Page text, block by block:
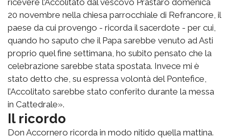
20 novembre nella chiesa parrocchiale di Refrancore, il
paese da cui provengo - ricorda il sacerdote - per cui,
quando ho saputo che il Papa sarebbe venuto ad Asti
proprio quel fine settimana, ho subito pensato che la
celebrazione sarebbe stata spostata. Invece mi è
stato detto che, su espressa volontà del Pontefice,
l’Accolitato sarebbe stato conferito durante la messa
in Cattedrale».
Il ricordo
Don Accornero ricorda in modo nitido quella mattina.